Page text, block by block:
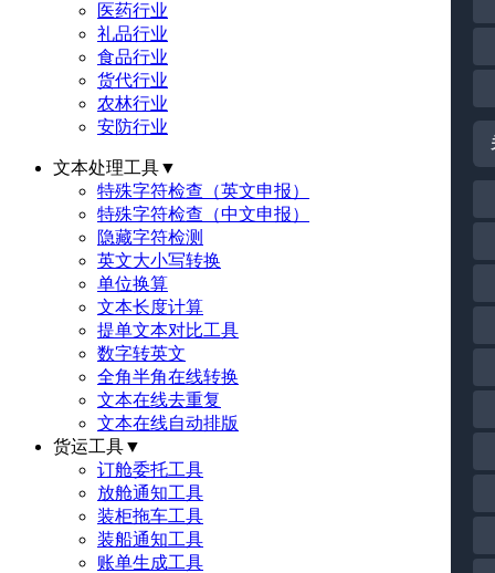
医药行业
礼品行业
食品行业
货代行业
农林行业
安防行业
文本处理工具▼
特殊字符检查（英文申报）
特殊字符检查（中文申报）
隐藏字符检测
英文大小写转换
单位换算
文本长度计算
提单文本对比工具
数字转英文
全角半角在线转换
文本在线去重复
文本在线自动排版
货运工具▼
订舱委托工具
放舱通知工具
装柜拖车工具
装船通知工具
账单生成工具